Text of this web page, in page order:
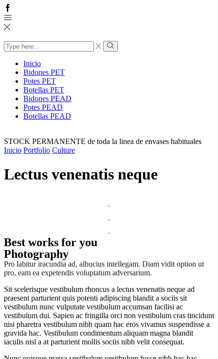
Facebook
Search
input
Search
Inicio
Bidones PET
Potes PET
Botellas PET
Bidones PEAD
Potes PEAD
Botellas PEAD
STOCK PERMANENTE de toda la linea de envases habituales
Inicio Portfolio Culture
Lectus venenatis neque
Best works for you
Photography
Pro labitur iracundia ad, albucius intellegam. Diam vidit option ut
pro, eam ea expetendis voluptatum adversarium.
Sit scelerisque vestibulum rhoncus a lectus venenatis neque ad
praesent parturient quis potenti adipiscing blandit a sociis sit
vestibulum nunc vulputate vestibulum accumsan facilisi ac
vestibulum dui. Sapien ac fringilla orci non vestibulum cras tincidunt
nisi pharetra vestibulum nibh quam hac eros vivamus suspendisse a
gravida hac. Vestibulum condimentum aliquam magna blandit
iaculis nisl a at parturient mollis sociis nibh velit consequat.